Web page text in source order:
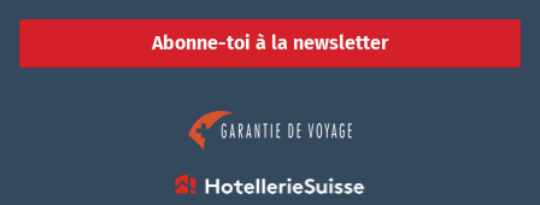
Abonne-toi à la newsletter